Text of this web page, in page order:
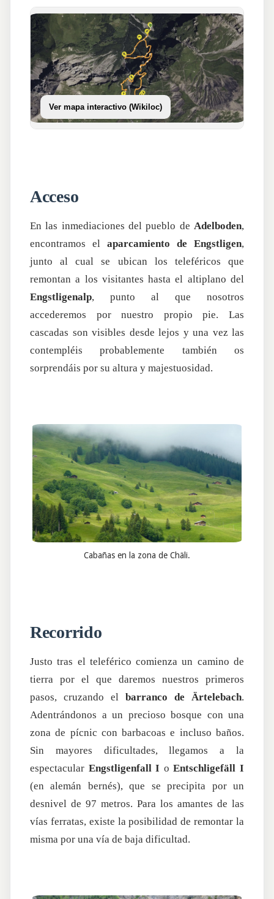
Ver mapa interactivo (Wikiloc)
Acceso
En las inmediaciones del pueblo de Adelboden,
encontramos el aparcamiento de Engstligen,
junto al cual se ubican los teleféricos que
remontan a los visitantes hasta el altiplano del
Engstligenalp, punto al que nosotros
accederemos por nuestro propio pie. Las
cascadas son visibles desde lejos y una vez las
contempléis probablemente también os
sorprendáis por su altura y majestuosidad.
Cabañas en la zona de Chäli.
Recorrido
Justo tras el teleférico comienza un camino de
tierra por el que daremos nuestros primeros
pasos, cruzando el barranco de Ärtelebach.
Adentrándonos a un precioso bosque con una
zona de pícnic con barbacoas e incluso baños.
Sin mayores dificultades, llegamos a la
espectacular Engstligenfall I oEntschligefäll I
(en alemán bernés), que se precipita por un
desnivel de 97 metros. Para los amantes de las
vías ferratas, existe la posibilidad de remontar la
misma por una vía de baja dificultad.